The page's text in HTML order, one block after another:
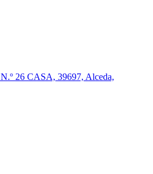
26 CASA, 39697, Alceda,